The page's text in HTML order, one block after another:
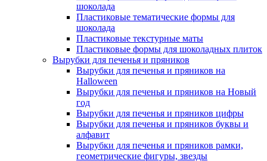
шоколада
Пластиковые тематические формы для
шоколада
Пластиковые текстурные маты
Пластиковые формы для шоколадных плиток
Вырубки для печенья и пряников
Вырубки для печенья и пряников на
Halloween
Вырубки для печенья и пряников на Новый
год
Вырубки для печенья и пряников цифры
Вырубки для печенья и пряников буквы и
алфавит
Вырубки для печенья и пряников рамки,
геометрические фигуры, звезды